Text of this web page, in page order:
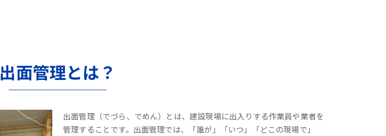
出面管理とは？
出面管理（でづら、でめん）とは、建設現場に出入りする作業員や業者を
管理することです。出面管理では、「誰が」「いつ」「どこの現場で」